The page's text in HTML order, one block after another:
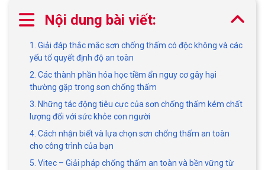
Nội dung bài viết:
1. Giải đáp thắc mắc sơn chống thấm có độc không và các
yếu tố quyết định độ an toàn
2. Các thành phần hóa học tiềm ẩn nguy cơ gây hại
thường gặp trong sơn chống thấm
3. Những tác động tiêu cực của sơn chống thấm kém chất
lượng đối với sức khỏe con người
4. Cách nhận biết và lựa chọn sơn chống thấm an toàn
cho công trình của bạn
5. Vitec – Giải pháp chống thấm an toàn và bền vững từ